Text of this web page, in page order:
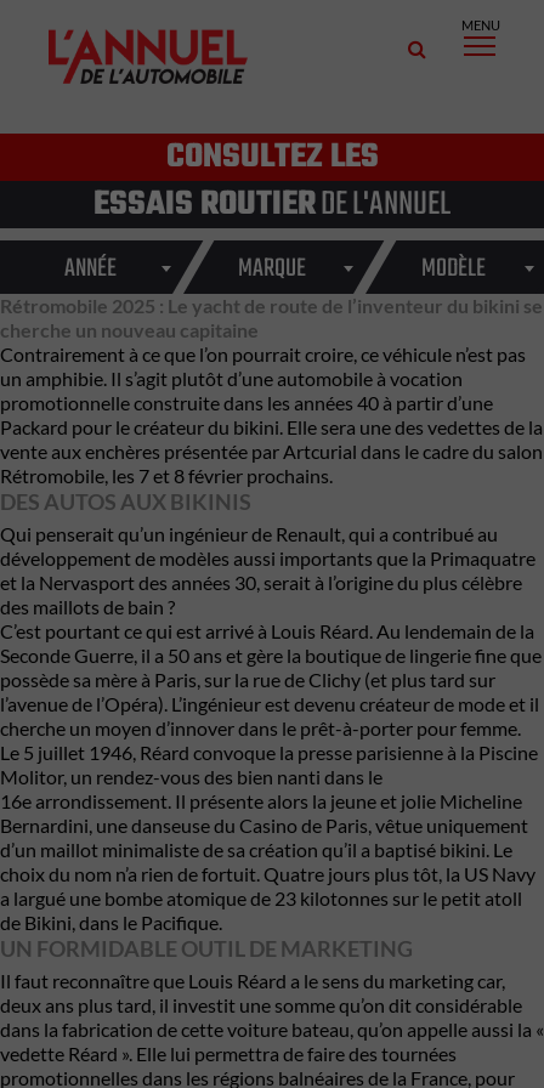
MENU
CONSULTEZ LES
ESSAIS ROUTIERDE L'ANNUEL
ANNÉE MARQUE MODÈLE
Rétromobile 2025 : Le yacht de route de l’inventeur du bikini se
cherche un nouveau capitaine
Contrairement à ce que l’on pourrait croire, ce véhicule n’est pas
un amphibie. Il s’agit plutôt d’une automobile à vocation
promotionnelle construite dans les années 40 à partir d’une
Packard pour le créateur du bikini. Elle sera une des vedettes de la
vente aux enchères présentée par Artcurial dans le cadre du salon
Rétromobile, les 7 et 8 février prochains.
DES AUTOS AUX BIKINIS
Qui penserait qu’un ingénieur de Renault, qui a contribué au
développement de modèles aussi importants que la Primaquatre
et la Nervasport des années 30, serait à l’origine du plus célèbre
des maillots de bain ?
C’est pourtant ce qui est arrivé à Louis Réard. Au lendemain de la
Seconde Guerre, il a 50 ans et gère la boutique de lingerie fine que
possède sa mère à Paris, sur la rue de Clichy (et plus tard sur
l’avenue de l’Opéra). L’ingénieur est devenu créateur de mode et il
cherche un moyen d’innover dans le prêt-à-porter pour femme.
Le 5 juillet 1946, Réard convoque la presse parisienne à la Piscine
Molitor, un rendez-vous des bien nanti dans le
16e arrondissement. Il présente alors la jeune et jolie Micheline
Bernardini, une danseuse du Casino de Paris, vêtue uniquement
d’un maillot minimaliste de sa création qu’il a baptisé bikini. Le
choix du nom n’a rien de fortuit. Quatre jours plus tôt, la US Navy
a largué une bombe atomique de 23 kilotonnes sur le petit atoll
de Bikini, dans le Pacifique.
UN FORMIDABLE OUTIL DE MARKETING
Il faut reconnaître que Louis Réard a le sens du marketing car,
deux ans plus tard, il investit une somme qu’on dit considérable
dans la fabrication de cette voiture bateau, qu’on appelle aussi la «
vedette Réard ». Elle lui permettra de faire des tournées
promotionnelles dans les régions balnéaires de la France, pour